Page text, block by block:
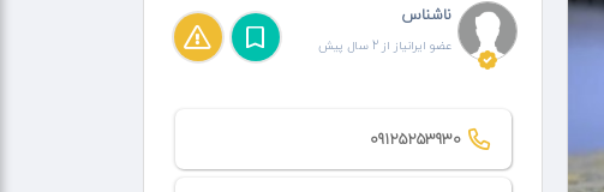
ناشناس
عضو ایرانیاز از 2 سال پیش
09125253930